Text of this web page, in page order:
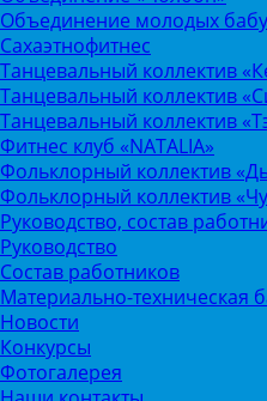
Объединение молодых
Сахаэтнофитнес
Танцевальный коллектив
Танцевальный коллектив
Танцевальный коллектив
Фитнес клуб «NATALIA»
Фольклорный коллектив
Фольклорный коллектив
Руководство, состав
Руководство
Состав работников
Материально-техническая
Новости
Конкурсы
Фотогалерея